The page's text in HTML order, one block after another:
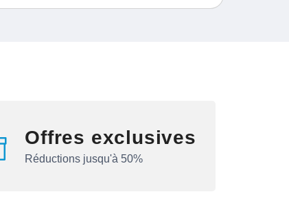
Offres exclusives
Réductions jusqu'à 50%